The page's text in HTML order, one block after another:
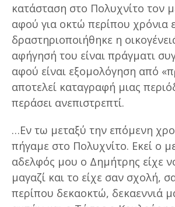
κατάσταση στο Πολυχνίτο τον
αφού για οκτώ περίπου χρόνια
δραστηριοποιήθηκε η
αφήγησή του είναι πράγματι
αφού είναι εξομολόγηση από
αποτελεί καταγραφή μιας
περάσει ανεπιστρεπτί.
…Εν τω μεταξύ την επόμενη
πήγαμε στο Πολυχνίτο. Εκεί ο
αδελφός μου ο Δημήτρης είχε
μαγαζί και το είχε σαν σχολή,
περίπου δεκαοκτώ, δεκαεννιά